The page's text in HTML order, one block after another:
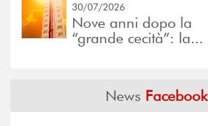
30/07/2026
Nove anni dopo la
“grande cecità”: la...
News Facebook